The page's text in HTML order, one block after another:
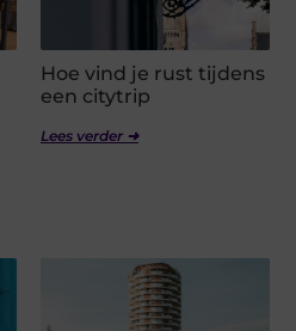
Hoe vind je rust tijdens
een citytrip
Lees verder ➜